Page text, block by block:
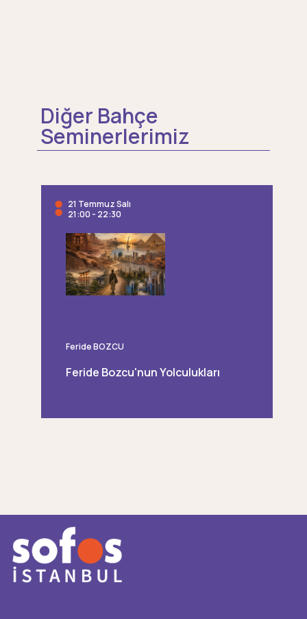
Diğer Bahçe
Seminerlerimiz
21 Temmuz Salı
21:00 - 22:30
Feride BOZCU
Feride Bozcu'nun Yolculukları